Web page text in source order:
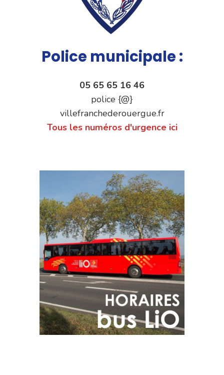
Police municipale :
05 65 65 16 46
police {@}
villefranchederouergue.fr
Tous les numéros d'urgence ici